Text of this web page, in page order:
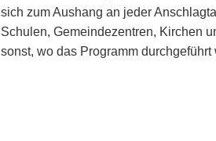
sich zum Aushang an jeder
Schulen, Gemeinde­zentren, Kirchen
sonst, wo das Programm durchgeführt